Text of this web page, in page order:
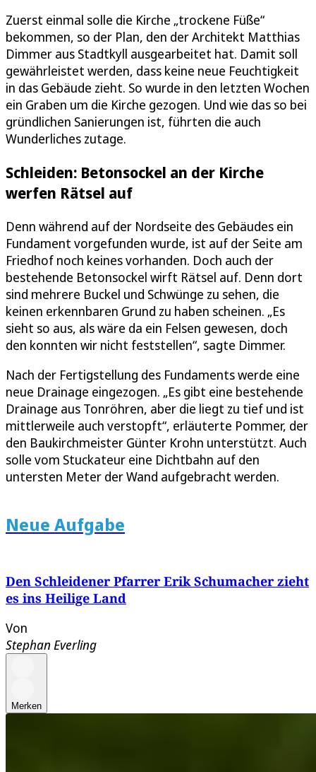
Zuerst einmal solle die Kirche „trockene Füße“
bekommen, so der Plan, den der Architekt Matthias
Dimmer aus Stadtkyll ausgearbeitet hat. Damit soll
gewährleistet werden, dass keine neue Feuchtigkeit
in das Gebäude zieht. So wurde in den letzten Wochen
ein Graben um die Kirche gezogen. Und wie das so bei
gründlichen Sanierungen ist, führten die auch
Wunderliches zutage.
Schleiden: Betonsockel an der Kirche
werfen Rätsel auf
Denn während auf der Nordseite des Gebäudes ein
Fundament vorgefunden wurde, ist auf der Seite am
Friedhof noch keines vorhanden. Doch auch der
bestehende Betonsockel wirft Rätsel auf. Denn dort
sind mehrere Buckel und Schwünge zu sehen, die
keinen erkennbaren Grund zu haben scheinen. „Es
sieht so aus, als wäre da ein Felsen gewesen, doch
den konnten wir nicht feststellen“, sagte Dimmer.
Nach der Fertigstellung des Fundaments werde eine
neue Drainage eingezogen. „Es gibt eine bestehende
Drainage aus Tonröhren, aber die liegt zu tief und ist
mittlerweile auch verstopft“, erläuterte Pommer, der
den Baukirchmeister Günter Krohn unterstützt. Auch
solle vom Stuckateur eine Dichtbahn auf den
untersten Meter der Wand aufgebracht werden.
Neue Aufgabe
Den Schleidener Pfarrer Erik Schumacher zieht
es ins Heilige Land
Von
Stephan Everling
Merken